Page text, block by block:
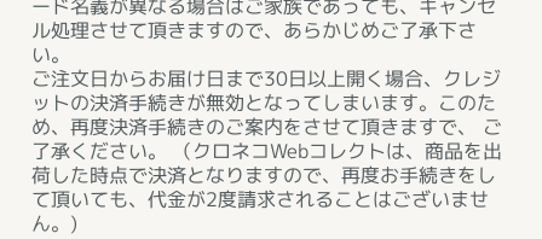
ード名義が異なる場合はご家族であっても、キャンセ
ル処理させて頂きますので、あらかじめご了承下さ
い。
ご注文日からお届け日まで30日以上開く場合、クレジ
ットの決済手続きが無効となってしまいます。このた
め、再度決済手続きのご案内をさせて頂きますで、 ご
了承ください。 （クロネコWebコレクトは、商品を出
荷した時点で決済となりますので、再度お手続きをし
て頂いても、代金が2度請求されることはございませ
ん。)